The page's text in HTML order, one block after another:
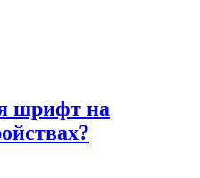
шрифт на